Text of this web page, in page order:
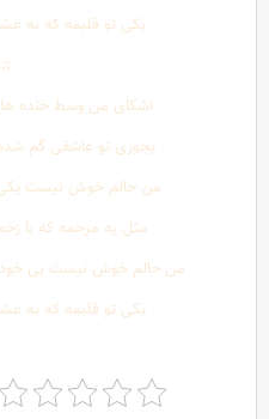
یکی تو قلبمه که به
اشکای من وسط خنده
یجوری تو عاشقی گم
من حالم خوش نیست یکی
مثل یه مرحمه که با
من حالم خوش نیست بی
یکی تو قلبمه که به